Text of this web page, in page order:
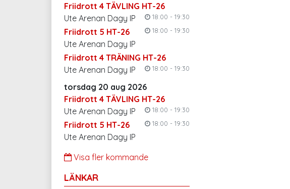
Friidrott 4 TÄVLING HT-26
18:00 - 19:30
Ute Arenan Dagy IP
Friidrott 5 HT-26
18:00 - 19:30
Ute Arenan Dagy IP
Friidrott 4 TRÄNING HT-26
18:00 - 19:30
Ute Arenan Dagy IP
torsdag 20 aug 2026
Friidrott 4 TÄVLING HT-26
18:00 - 19:30
Ute Arenan Dagy IP
Friidrott 5 HT-26
18:00 - 19:30
Ute Arenan Dagy IP
Visa fler kommande
LÄNKAR